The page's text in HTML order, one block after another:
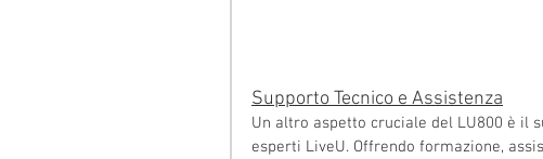
Supporto Tecnico e Assistenza
Un altro aspetto cruciale del LU800 è il
esperti LiveU. Offrendo formazione,